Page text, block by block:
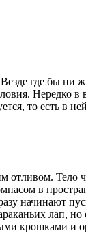
где бы ни
Нередко в
то есть в
отливом. Тело
в
начинают
лап,
крошками и